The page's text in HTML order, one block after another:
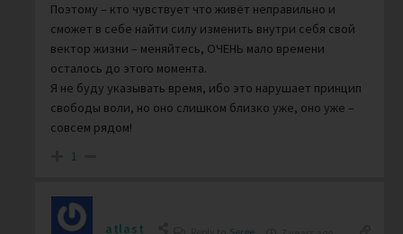
Поэтому – кто чувствует что живёт неправильно и
сможет в себе найти силу изменить внутри себя свой
вектор жизни – меняйтесь, ОЧЕНЬ мало времени
осталось до этого момента.
Я не буду указывать время, ибо это нарушает принцип
свободы воли, но оно слишком близко уже, оно уже –
совсем рядом!
1
atlast